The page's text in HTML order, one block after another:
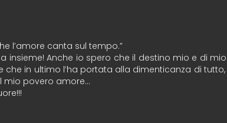
l’amore canta sul tempo.”
insieme! Anche io spero che il destino mio e di
in ultimo l’ha portata alla dimenticanza di
mio povero amore…